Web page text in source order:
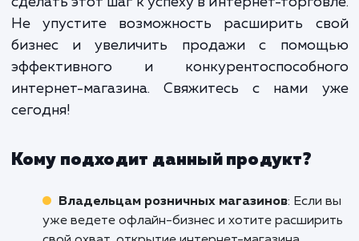
онлайн-площадки для продаж.
тщательный процесс, в
каждая деталь имеет
дизайна и удобства
управления и